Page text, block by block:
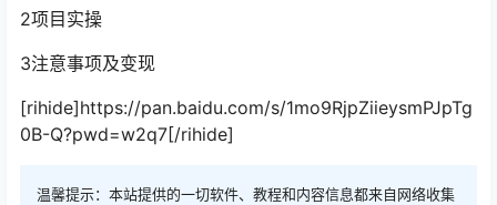
2项目实操
3注意事项及变现
[rihide]https://pan.baidu.com/s/1mo9RjpZiieysmPJpTg
0B-Q?pwd=w2q7[/rihide]
温馨提示：本站提供的一切软件、教程和内容信息都来自网络收集